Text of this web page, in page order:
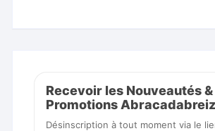
Recevoir les Nouveautés &
Promotions
Désinscription à tout moment via le